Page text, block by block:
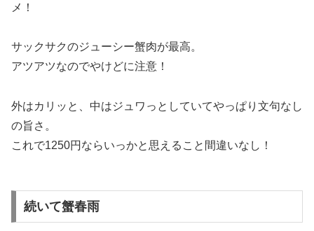
メ！
サックサクのジューシー蟹肉が最高。
アツアツなのでやけどに注意！
外はカリッと、中はジュワっとしていてやっぱり文句なし
の旨さ。
これで1250円ならいっかと思えること間違いなし！
続いて蟹春雨